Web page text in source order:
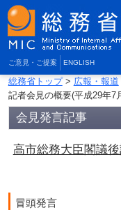
ご意見・ご提案 ENGLISH
総務省トップ> 広報・報道
記者会見の概要(平成29年7
会見発言記事
高市総務大臣閣議
冒頭発言